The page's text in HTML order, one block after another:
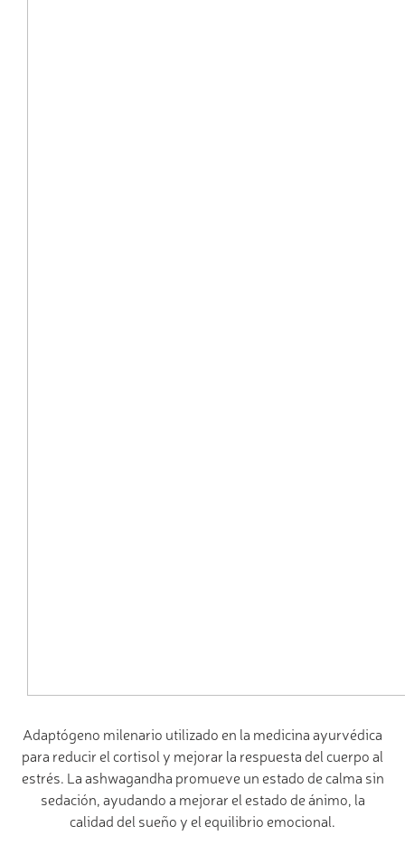
Adaptógeno milenario utilizado en la medicina ayurvédica
para reducir el cortisol y mejorar la respuesta del cuerpo al
estrés. La ashwagandha promueve un estado de calma sin
sedación, ayudando a mejorar el estado de ánimo, la
calidad del sueño y el equilibrio emocional.